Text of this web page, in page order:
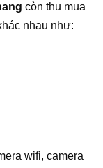
còn thu mua
nhau như:
wifi, camera